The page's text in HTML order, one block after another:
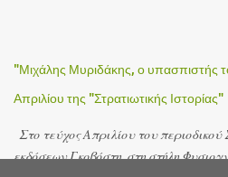
"Μιχάλης Μυριδάκης, ο υπασπιστής
Απριλίου της "Στρατιωτικής Ιστορίας"
Στο τεύχος Απριλίου του
εκδόσεων Γκοβόστη, στη στήλη